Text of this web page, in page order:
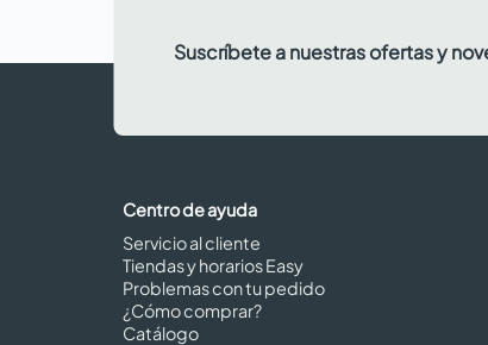
Suscríbete a nuestras ofertas y
Centro de ayuda
Servicio al cliente
Tiendas y horarios Easy
Problemas con tu pedido
¿Cómo comprar?
Catálogo